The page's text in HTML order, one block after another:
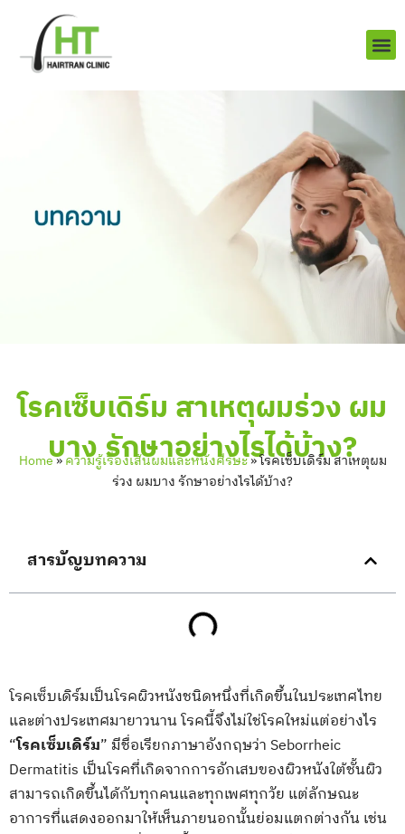
content
โรคเซ็บเดิร์ม สาเหตุผมร่วง ผม
บาง รักษาอย่างไรได้บ้าง?
Home»ความรู้เรื่องเส้นผมและหนังศีรษะ»โรคเซ็บเดิร์ม สาเหตุผม
ร่วง ผมบาง รักษาอย่างไรได้บ้าง?
สารบัญบทความ
โรคเซ็บเดิร์มเป็นโรคผิวหนังชนิดหนึ่งที่เกิดขึ้นในประเทศไทย
และต่างประเทศมายาวนาน โรคนี้จึงไม่ใช่โรคใหม่แต่อย่างไร
“โรคเซ็บเดิร์ม” มีชื่อเรียกภาษาอังกฤษว่า Seborrheic
Dermatitis เป็นโรคที่เกิดจากการอักเสบของผิวหนังใต้ชั้นผิว
สามารถเกิดขึ้นได้กับทุกคนและทุกเพศทุกวัย แต่ลักษณะ
อาการที่แสดงออกมาให้เห็นภายนอกนั้นย่อมแตกต่างกัน เช่น